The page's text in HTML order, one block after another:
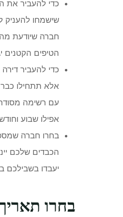
כדי להעביר את
שישמחו
חברה שיודעת
הטיפים הקטנים
כדי להעביר
אלא תתחילו
עם רשימה
אפילו שבוע
בחרו חברה
הכבדים שלכם
יעבדו בשבילכם
בחרו